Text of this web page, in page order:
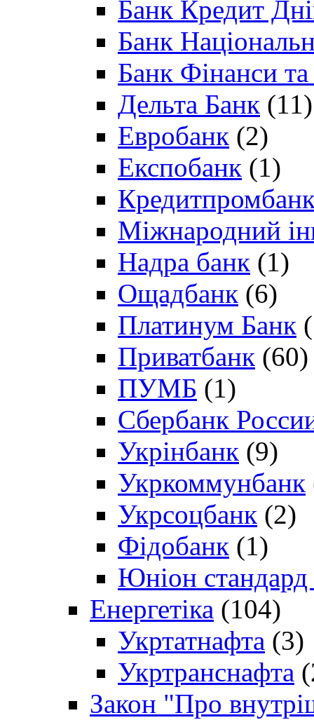
Банк Кредит
Банк
Банк Фінанси
Дельта Банк (11)
Евробанк (2)
Експобанк (1)
Міжнародний
Надра банк (1)
Ощадбанк (6)
Платинум Банк
Приватбанк (60)
ПУМБ (1)
Сбербанк
Укрінбанк (9)
Укркоммунбанк
Укрсоцбанк (2)
Фідобанк (1)
Юніон стандард
Енергетіка (104)
Укртатнафта (3)
Укртранснафта
Закон "Про